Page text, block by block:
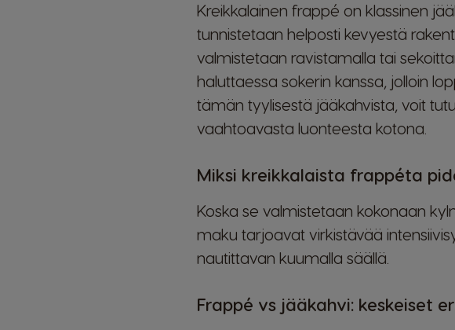
Kreikkalainen frappé on klassinen
tunnistetaan helposti kevyestä
valmistetaan ravistamalla tai
haluttaessa sokerin kanssa, jolloin
tämän tyylisestä jääkahvista, voit
vaahtoavasta luonteesta kotona.
Miksi kreikkalaista frappéta
Koska se valmistetaan kokonaan
maku tarjoavat virkistävää
nautittavan kuumalla säällä.
Frappé vs jääkahvi: keskeiset